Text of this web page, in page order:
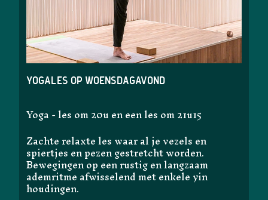
Yogales op woensdagavond
Yoga - les om 20u en een les om 21u15
Zachte relaxte les waar al je vezels en
spiertjes en pezen gestretcht worden.
Bewegingen op een rustig en langzaam
ademritme afwisselend met enkele yin
houdingen.